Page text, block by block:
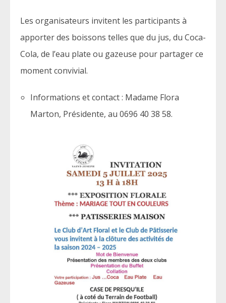
Les organisateurs invitent les participants à
apporter des boissons telles que du jus, du Coca-
Cola, de l’eau plate ou gazeuse pour partager ce
moment convivial.
Informations et contact : Madame Flora
Marton, Présidente, au 0696 40 38 58.